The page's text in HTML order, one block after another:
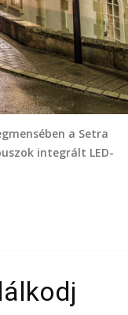
a Setra
integrált LED-